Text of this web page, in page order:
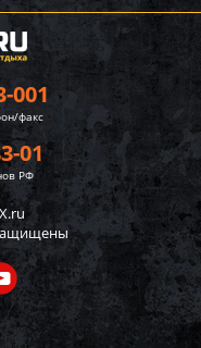
001
факс
01
РФ